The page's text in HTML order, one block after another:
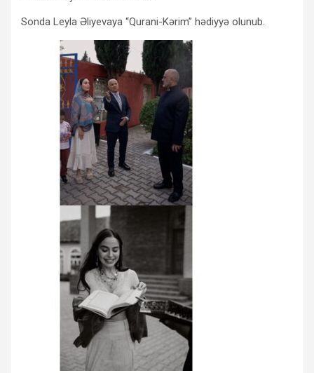
Sonda Leyla Əliyevaya “Qurani-Kərim” hədiyyə olunub.